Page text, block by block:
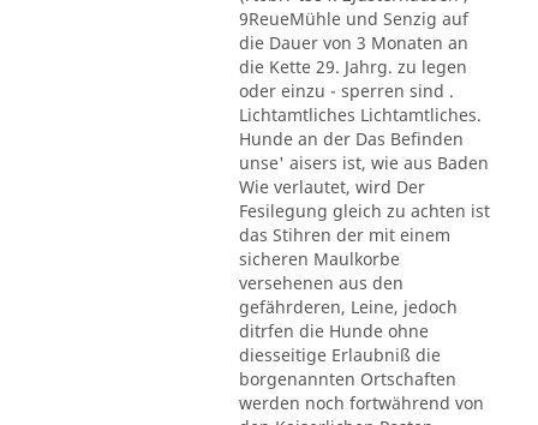
9ReueMühle und Senzig auf
die Dauer von 3 Monaten an
die Kette 29. Jahrg. zu legen
oder einzu - sperren sind .
Lichtamtliches Lichtamtliches.
Hunde an der Das Befinden
unse' aisers ist, wie aus Baden
Wie verlautet, wird Der
Fesilegung gleich zu achten ist
das Stihren der mit einem
sicheren Maulkorbe
versehenen aus den
gefährderen, Leine, jedoch
ditrfen die Hunde ohne
diesseitige Erlaubniß die
borgenannten Ortschaften
werden noch fortwährend von